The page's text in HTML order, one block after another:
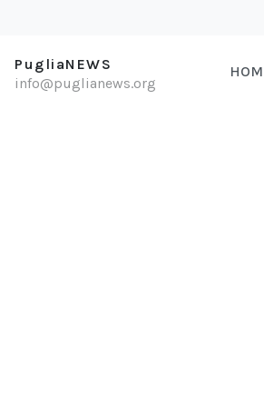
PugliaNEWS
info@puglianews.org